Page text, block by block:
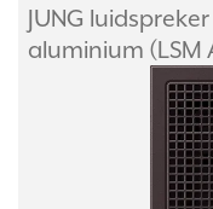
JUNG
aluminium (LSM